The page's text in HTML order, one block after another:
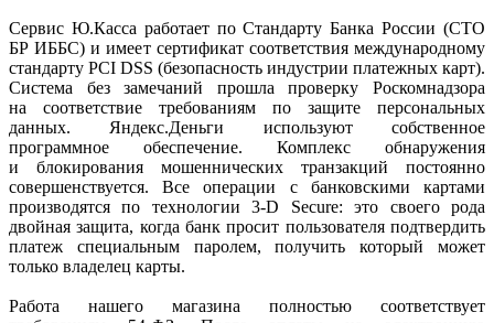
Сервис Ю.Касса работает по Стандарту Банка России (СТО
БР ИББС) и имеет сертификат соответствия международному
стандарту PCI DSS (безопасность индустрии платежных карт).
Система без замечаний прошла проверку Роскомнадзора
на соответствие требованиям по защите персональных
данных. Яндекс.Деньги используют собственное
программное обеспечение. Комплекс обнаружения
и блокирования мошеннических транзакций постоянно
совершенствуется. Все операции с банковскими картами
производятся по технологии 3-D Secure: это своего рода
двойная защита, когда банк просит пользователя подтвердить
платеж специальным паролем, получить который может
только владелец карты.
Работа нашего магазина полностью соответствует